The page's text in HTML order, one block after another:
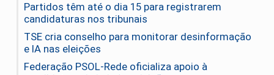
Partidos têm até o dia 15 para registrarem
candidaturas nos tribunais
TSE cria conselho para monitorar desinformação
e IA nas eleições
Federação PSOL-Rede oficializa apoio à